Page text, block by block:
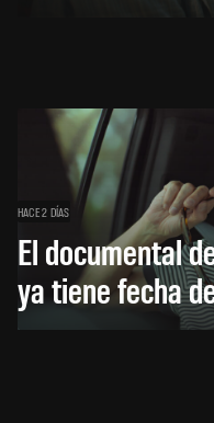
HACE 2 DÍAS
El documental
ya tiene fecha